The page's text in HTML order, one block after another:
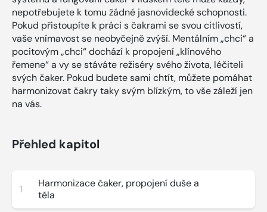
nepotřebujete k tomu žádné jasnovidecké schopnosti.
Pokud přistoupíte k práci s čakrami se svou citlivostí,
vaše vnímavost se neobyčejně zvýší. Mentálním „chci“ a
pocitovým „chci“ dochází k propojení „klínového
řemene“ a vy se stáváte režiséry svého života, léčiteli
svých čaker. Pokud budete sami chtít, můžete pomáhat
harmonizovat čakry taky svým blízkým, to vše záleží jen
na vás.
Přehled kapitol
1
Harmonizace čaker, propojení duše a
těla